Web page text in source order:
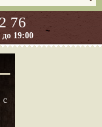
76
19:00
с